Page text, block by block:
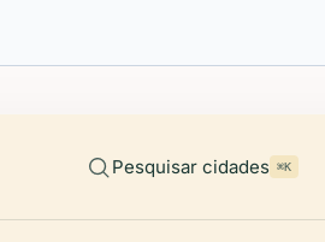
Pesquisar cidades ⌘K